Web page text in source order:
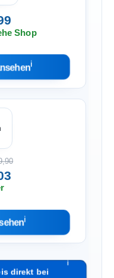
Shop
ℹ︎
ℹ︎
direkt bei
ℹ︎